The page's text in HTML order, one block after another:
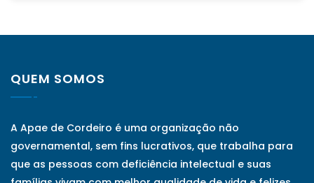
QUEM SOMOS
A Apae de Cordeiro é uma organização não
governamental, sem fins lucrativos, que trabalha para
que as pessoas com deficiência intelectual e suas